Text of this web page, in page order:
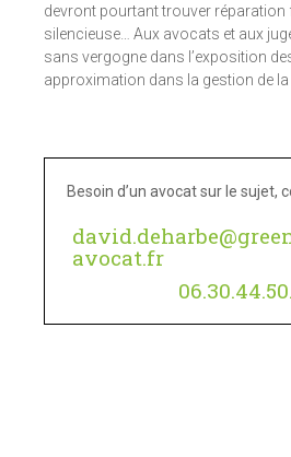
devront pourtant trouver réparation
silencieuse… Aux avocats et aux
sans vergogne dans l’exposition
approximation dans la gestion de la
Besoin d’un avocat sur le sujet,
avocat.fr